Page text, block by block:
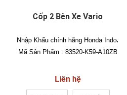
Cốp 2 Bên Xe Vario
Nhập Khẩu chính hãng Honda Indo.
Mã Sản Phẩm : 83520-K59-A10ZB
Liên hệ